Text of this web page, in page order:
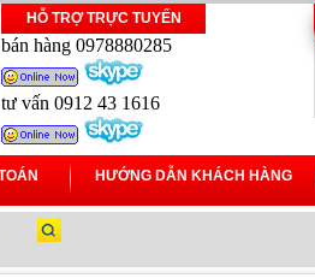
HỖ TRỢ TRỰC TUYẾN
bán hàng 0978880285
tư vấn 0912 43 1616
HƯỚNG DẪN KHÁCH HÀNG